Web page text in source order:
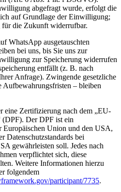
abgefragt wurde, erfolgt die
auf Grundlage der Einwilligung;
die Zukunft widerrufbar.
WhatsApp ausgetauschten
bei uns, bis Sie uns zur
zur Speicherung widerrufen
entfällt (z. B. nach
Anfrage). Zwingende gesetzliche
Aufbewahrungsfristen – bleiben
eine Zertifizierung nach dem „EU-
Der DPF ist ein
Europäischen Union und den USA,
Datenschutzstandards bei
gewährleisten soll. Jedes nach
verpflichtet sich, diese
Weitere Informationen hierzu
folgendem
participant/7735.